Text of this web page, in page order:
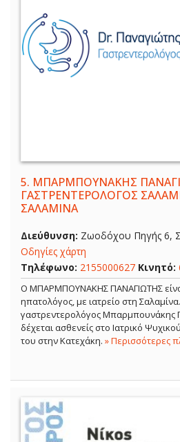
5. ΜΠΑΡΜΠΟΥΝΑΚΗΣ
ΓΑΣΤΡΕΝΤΕΡΟΛΟΓΟΣ
ΣΑΛΑΜΙΝΑ
Διεύθυνση: Ζωοδόχου Πηγής 6,
Οδηγίες χάρτη
Τηλέφωνο: 2155000627 Κινητό:
Ο ΜΠΑΡΜΠΟΥΝΑΚΗΣ ΠΑΝΑΓΙΩΤΗΣ
ηπατολόγος, με ιατρείο στη
γαστρεντερολόγος Μπαρμπουνάκης
δέχεται ασθενείς στο Ιατρικό
του στην Κατεχάκη. » Περισσότερες